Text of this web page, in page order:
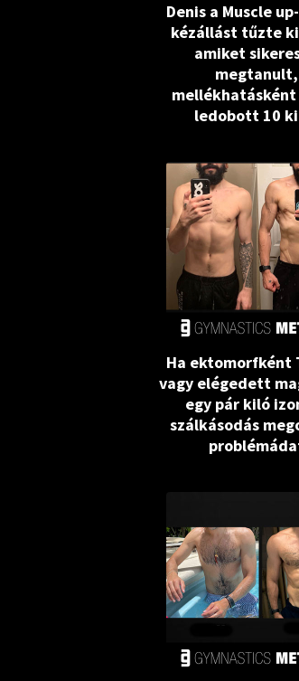
Denis a Muscle
kézállást tűzte
amiket
megtanult,
ledobott 10
Ha ektomorfként
vagy elégedett
egy pár kiló
szálkásodás